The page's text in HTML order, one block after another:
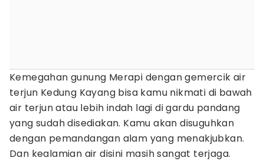
Kemegahan gunung Merapi dengan gemercik air
terjun Kedung Kayang bisa kamu nikmati di bawah
air terjun atau lebih indah lagi di gardu pandang
yang sudah disediakan. Kamu akan disuguhkan
dengan pemandangan alam yang menakjubkan.
Dan kealamian air disini masih sangat terjaga.